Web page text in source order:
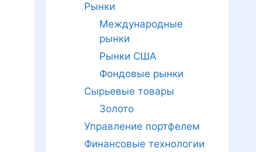
Рынки
Международные
рынки
Рынки США
Фондовые рынки
Сырьевые товары
Золото
Управление портфелем
Финансовые технологии